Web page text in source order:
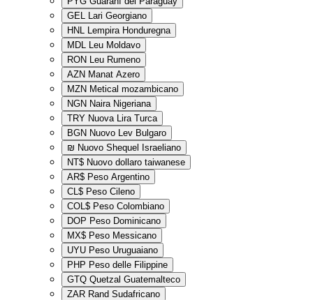
GEL Lari Georgiano
HNL Lempira Honduregna
MDL Leu Moldavo
RON Leu Rumeno
AZN Manat Azero
MZN Metical mozambicano
NGN Naira Nigeriana
TRY Nuova Lira Turca
BGN Nuovo Lev Bulgaro
₪ Nuovo Shequel Israeliano
NT$ Nuovo dollaro taiwanese
AR$ Peso Argentino
CL$ Peso Cileno
COL$ Peso Colombiano
DOP Peso Dominicano
MX$ Peso Messicano
UYU Peso Uruguaiano
PHP Peso delle Filippine
GTQ Quetzal Guatemalteco
ZAR Rand Sudafricano